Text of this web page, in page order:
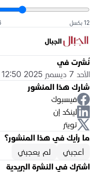
12 بكسل
الجبال
نُشرت في
الأحد 7 ديسمبر 2025 12:50 ص
شارك هذا المنشور
فيسبوك
لينكد إن
تويتر
ما رأيك في هذا المنشور؟
أعجبني
لم يعجبني
اشترك في النشرة البريدية